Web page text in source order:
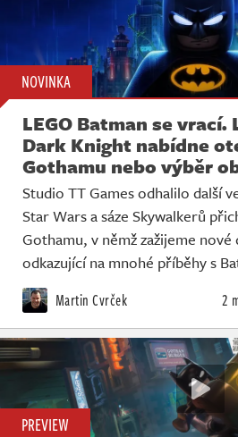
NOVINKA
LEGO Batman se vrací.
Dark Knight nabídne
Gothamu nebo výběr
Studio TT Games odhalilo další
Star Wars a sáze Skywalkerů
Gothamu, v němž zažijeme
odkazující na mnohé příběhy s
Martin Cvrček 2
PREVIEW